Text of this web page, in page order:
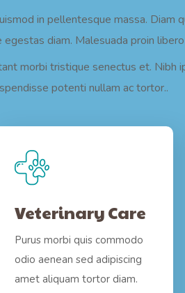
in pellentesque massa.
diam. Malesuada proin
morbi tristique senectus et. Nibh
potenti nullam ac tortor..
Veterinary Care
Purus morbi quis commodo
odio aenean sed adipiscing
amet aliquam tortor diam.